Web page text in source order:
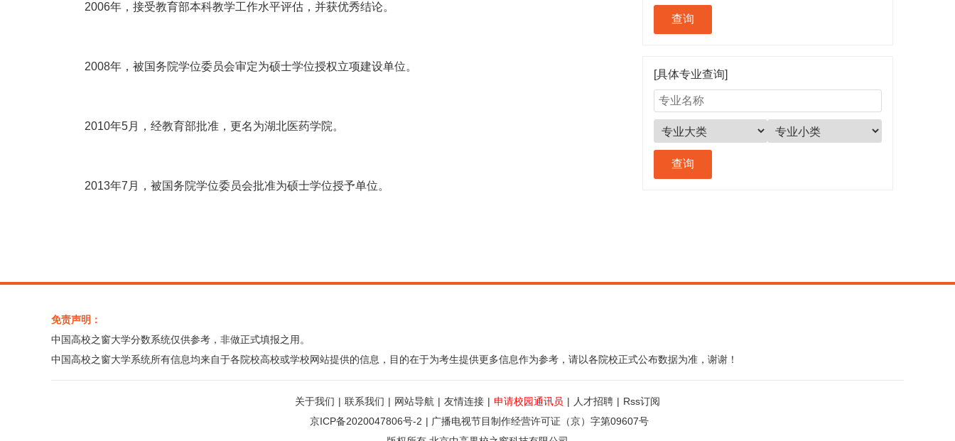
2006年，接受教育部本科教学工作水平评估，并获优秀结论。
2008年，被国务院学位委员会审定为硕士学位授权立项建设单位。
2010年5月，经教育部批准，更名为湖北医药学院。
2013年7月，被国务院学位委员会批准为硕士学位授予单位。
[具体专业查询]
免责声明：
中国高校之窗大学分数系统仅供参考，非做正式填报之用。
中国高校之窗大学系统所有信息均来自于各院校高校或学校网站提供的信息，目的在于为考生提供更多信息作为参考，请以各院校正式公布数据为准，谢谢！
关于我们 | 联系我们 | 网站导航 | 友情连接 | 申请校园通讯员 | 人才招聘 | Rss订阅
京ICP备2020047806号-2 | 广播电视节目制作经营许可证（京）字第09607号